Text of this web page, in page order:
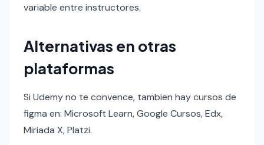
variable entre instructores.
Alternativas en otras
plataformas
Si Udemy no te convence, tambien hay cursos de
figma en: Microsoft Learn, Google Cursos, Edx,
Miriada X, Platzi.